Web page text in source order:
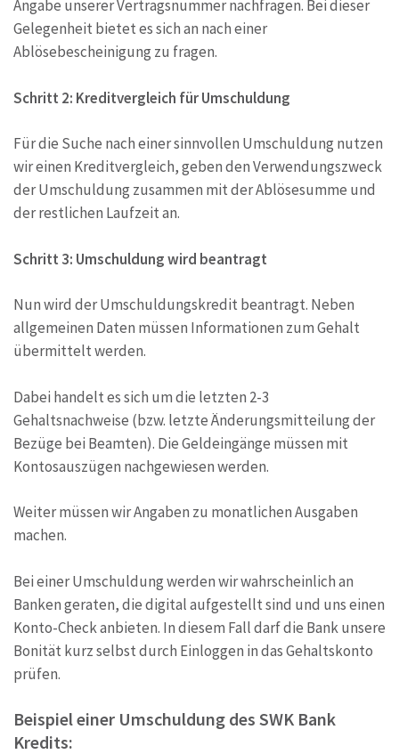
Angabe unserer Vertragsnummer nachfragen. Bei dieser
Gelegenheit bietet es sich an nach einer
Ablösebescheinigung zu fragen.
Schritt 2: Kreditvergleich für Umschuldung
Für die Suche nach einer sinnvollen Umschuldung nutzen
wir einen Kreditvergleich, geben den Verwendungszweck
der Umschuldung zusammen mit der Ablösesumme und
der restlichen Laufzeit an.
Schritt 3: Umschuldung wird beantragt
Nun wird der Umschuldungskredit beantragt. Neben
allgemeinen Daten müssen Informationen zum Gehalt
übermittelt werden.
Dabei handelt es sich um die letzten 2-3
Gehaltsnachweise (bzw. letzte Änderungsmitteilung der
Bezüge bei Beamten). Die Geldeingänge müssen mit
Kontosauszügen nachgewiesen werden.
Weiter müssen wir Angaben zu monatlichen Ausgaben
machen.
Bei einer Umschuldung werden wir wahrscheinlich an
Banken geraten, die digital aufgestellt sind und uns einen
Konto-Check anbieten. In diesem Fall darf die Bank unsere
Bonität kurz selbst durch Einloggen in das Gehaltskonto
prüfen.
Beispiel einer Umschuldung des SWK Bank
Kredits: